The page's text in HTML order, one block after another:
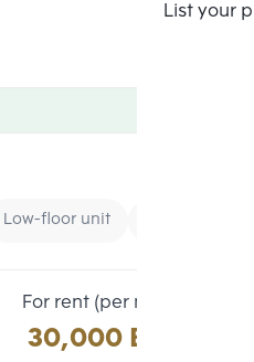
List your
Low-floor unit
For rent (per month)
30,000 Baht